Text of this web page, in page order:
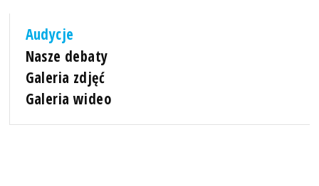
Audycje
Nasze debaty
Galeria zdjęć
Galeria wideo